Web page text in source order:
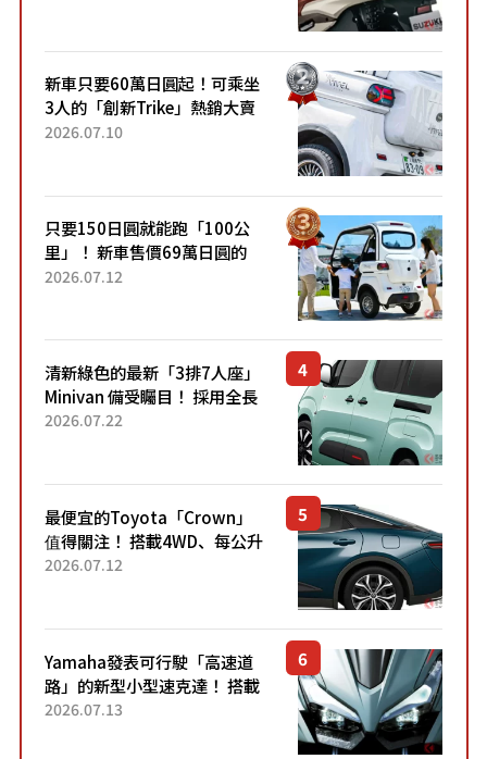
新車只要60萬日圓起！可乘坐
3人的「創新Trike」熱銷大賣
成為人氣車款！「養車成本真
2026.07.10
只要150日圓就能跑「100公
里」！ 新車售價69萬日圓的
「3人座」Trike大受歡迎！ 順
2026.07.12
清新綠色的最新「3排7人座」
Minivan 備受矚目！ 採用全長
4.7公尺剛剛好的車身尺寸與
2026.07.22
最便宜的Toyota「Crown」
值得關注！ 搭載4WD、每公升
22.4公里低油耗表現超亮眼！
2026.07.12
Yamaha發表可行駛「高速道
路」的新型小型速克達！ 搭載
能享受超強勁「渦輪感」的動
2026.07.13